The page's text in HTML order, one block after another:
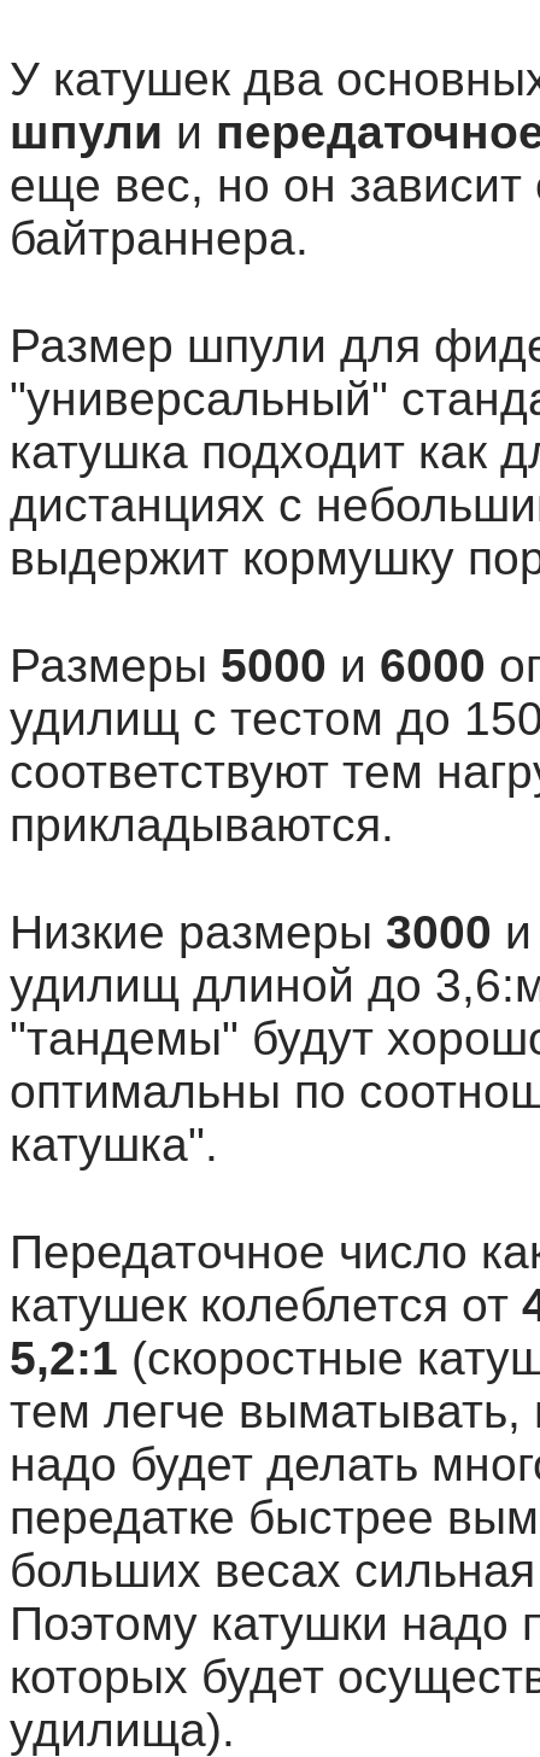
У катушек два
шпули и
еще вес, но он
байтраннера.
Размер шпули для
"универсальный"
катушка подходит как
дистанциях с
выдержит кормушку
Размеры 5000 и 6000
удилищ с тестом до
соответствуют тем
прикладываются.
Низкие размеры 3000
удилищ длиной до
"тандемы" будут
оптимальны по
катушка".
Передаточное число
катушек колеблется от
5,2:1 (скоростные
тем легче
надо будет делать
передатке быстрее
больших весах
Поэтому катушки надо
которых будет
удилища).